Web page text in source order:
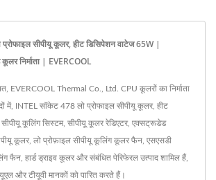
सीपीयू कूलर, हीट डिसिपेशन वाटेज 65W |
निर्माता | EVERCOOL
EVERCOOL Thermal Co., Ltd. CPU कूलरों का निर्माता
में, INTEL सॉकेट 478 लो प्रोफाइल सीपीयू कूलर, हीट
कूलिंग सिस्टम, सीपीयू कूलर रेडिएटर, एक्सट्रूडेड
कूलर, लो प्रोफ़ाइल सीपीयू कूलिंग कूलर फैन, एसएसडी
फैन, हार्ड ड्राइव कूलर और संबंधित पेरिफेरल उत्पाद शामिल हैं,
और टीयूवी मानकों को पारित करते हैं।